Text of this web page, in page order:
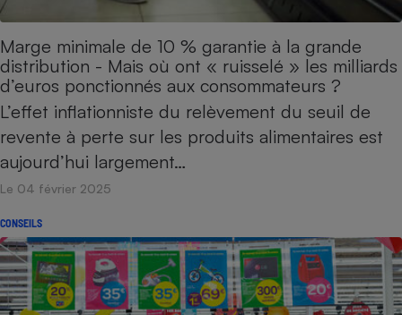
Marge minimale de 10 % garantie à la grande
distribution - Mais où ont « ruisselé » les milliards
d’euros ponctionnés aux consommateurs ?
L’effet inflationniste du relèvement du seuil de
revente à perte sur les produits alimentaires est
aujourd’hui largement…
Le 04 février 2025
CONSEILS